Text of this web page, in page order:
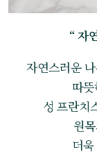
“ 자
자연스러운
따
성 프란치
원
더